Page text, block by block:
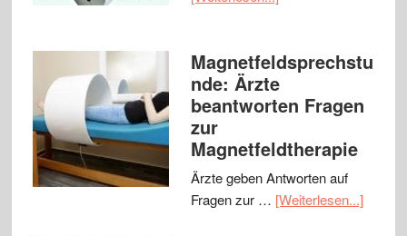
Magnetfeldsprechstu
nde: Ärzte
beantworten Fragen
zur
Magnetfeldtherapie
Ärzte geben Antworten auf
Fragen zur … [Weiterlesen...]